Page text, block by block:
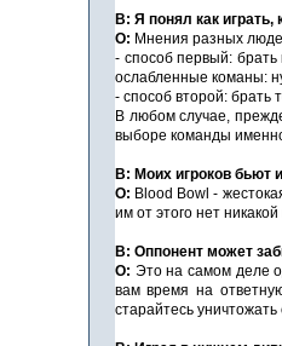
В: Я понял как
О: Мнения разных
- cпособ первый:
ослабленные команы:
- способ второй: брать
В любом случае,
выборе команды
В: Моих игроков бьют
О: Blood Bowl -
им от этого нет
В: Оппонент может
О: Это на самом деле
вам время на
старайтесь